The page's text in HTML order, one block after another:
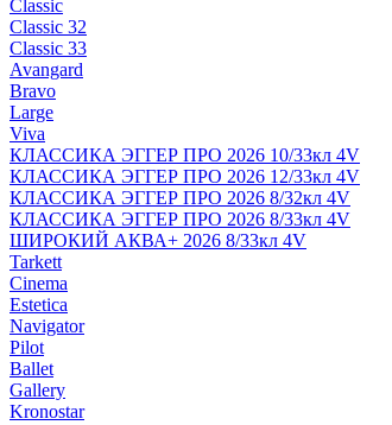
Classic
Classic 32
Classic 33
Avangard
Bravo
Large
Viva
КЛАССИКА ЭГГЕР ПРО 2026 10/33кл 4V
КЛАССИКА ЭГГЕР ПРО 2026 12/33кл 4V
КЛАССИКА ЭГГЕР ПРО 2026 8/32кл 4V
КЛАССИКА ЭГГЕР ПРО 2026 8/33кл 4V
ШИРОКИЙ АКВА+ 2026 8/33кл 4V
Tarkett
Cinema
Estetica
Navigator
Pilot
Ballet
Gallery
Kronostar